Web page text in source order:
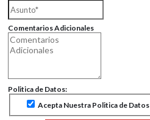
Comentarios Adicionales
Politica de Datos:
Acepta Nuestra Politica de Datos